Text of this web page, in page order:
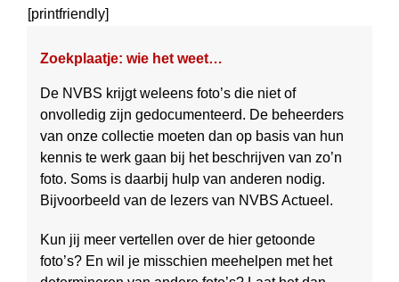
[printfriendly]
Zoekplaatje: wie het weet…
De NVBS krijgt weleens foto’s die niet of
onvolledig zijn gedocumen­teerd. De beheerders
van onze collectie moeten dan op basis van hun
kennis te werk gaan bij het be­schrijven van zo’n
foto. Soms is daar­bij hulp van anderen nodig.
Bijvoorbeeld van de lezers van NVBS Actueel.
Kun jij meer vertellen over de hier getoonde
foto’s? En wil je misschien meehelpen met het